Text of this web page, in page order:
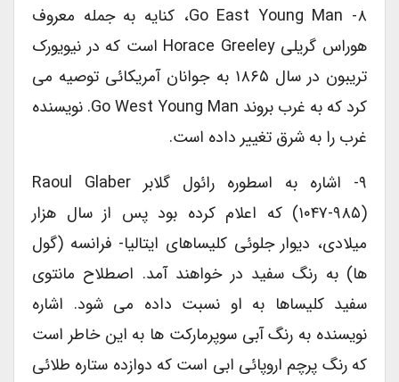
۸- Go East Young Man، کنایه به جمله معروف
هوراس گریلی Horace Greeley است که در نیویورک
تریبون در سال ۱۸۶۵ به جوانان آمریکائی توصیه می
کرد که به غرب بروند Go West Young Man. نویسنده
غرب را به شرق تغییر داده است.
۹- اشاره به اسطوره رائول گلابر Raoul Glaber
(۱۰۴۷-۹۸۵) که اعلام کرده بود پس از سال هزار
میلادی، دیوار جلوئی کلیساهای ایتالیا- فرانسه (گول
ها) به رنگ سفید در خواهند آمد. اصطلاح مانتوی
سفید کلیساها به او نسبت داده می شود. اشاره
نویسنده به رنگ آبی سوپرمارکت ها به این خاطر است
که رنگ پرچم اروپائی ابی است که دوازده ستاره طلائی